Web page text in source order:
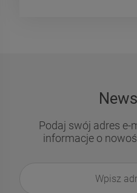
Podaj swój adres
informacje o